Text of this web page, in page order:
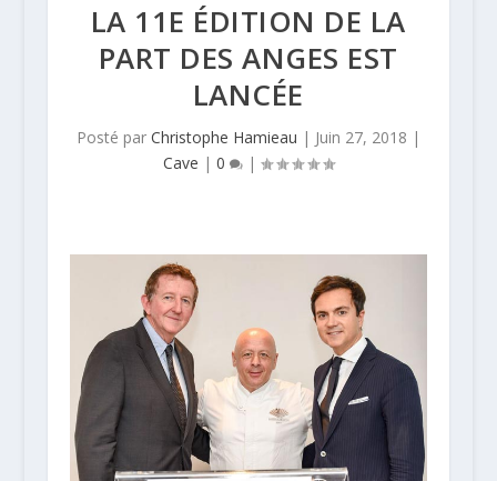
LA 11E ÉDITION DE LA
PART DES ANGES EST
LANCÉE
Posté par Christophe Hamieau | Juin 27, 2018 |
Cave | 0 |